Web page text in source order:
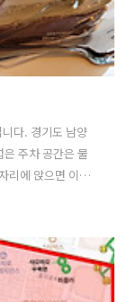
다. 경기도 남양
주차 공간은 물
리에 앉으면 이렇
K8 하이브리드